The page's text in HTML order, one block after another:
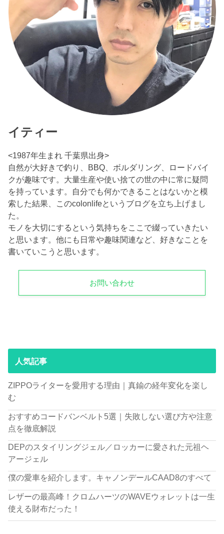
イティー
<1987年生まれ 千葉県出身>
自然が大好きで釣り、BBQ、ボルダリング、ロードバイ
クが趣味です。大量生産や使い捨ての世の中に常に疑問
を持っています。自分でも何かできることはないかと模
索した結果、このcolonlifeというブログを立ち上げまし
た。
モノを大切にするという気持ちをここで綴っていきたい
と思います。他にも日常や趣味関連など、好きなことを
書いていこうと思います。
お問い合わせ
人気記事
ZIPPOライターを愛用する理由｜真鍮の経年変化を楽し
む
おすすめコードバンベルト5選｜失敗しない選び方や注意
点を徹底解説
DEPのスタイリングジェル／ロッカーに愛された元祖ヘ
アージェル
僕の愛車を紹介します。キャノンデールCAAD8のすべて
レザーの最高峰！クロムハーツのWAVEウォレットは一生
使える財布だった！